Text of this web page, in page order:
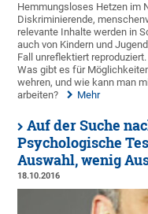
Hemmungsloses Hetzen im
Diskriminierende,
relevante Inhalte werden in
auch von Kindern und
Fall unreflektiert
Was gibt es für
wehren, und wie kann man
arbeiten?
Mehr
Auf der Suche
Psychologische
Auswahl, wenig
18.10.2016